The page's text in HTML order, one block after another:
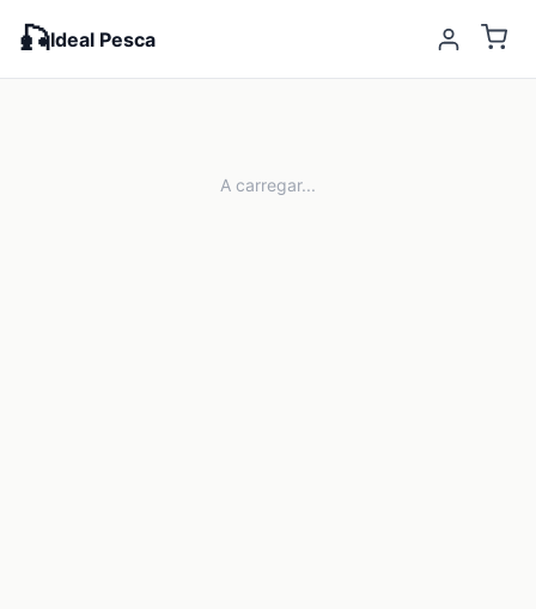
🎣Ideal Pesca
A carregar...